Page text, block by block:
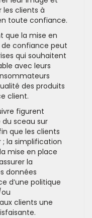
clients à
toute confiance.
que la mise en
confiance peut
qui souhaitent
avec leurs
des produits
client.
figurent
sceau sur
que les clients
la simplification
mise en place
la
données
d’une politique
clients une